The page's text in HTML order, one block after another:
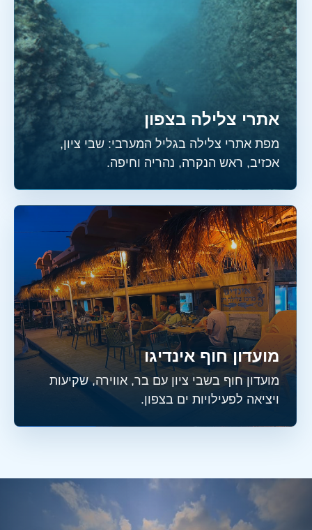
אתרי צלילה בצפון
מפת אתרי צלילה בגליל המערבי: שבי ציון,
אכזיב, ראש הנקרה, נהריה וחיפה.
מועדון חוף אינדיגו
מועדון חוף בשבי ציון עם בר, אווירה, שקיעות
ויציאה לפעילויות ים בצפון.